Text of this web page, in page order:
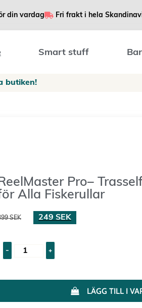
din vardag Fri frakt i hela
Smart stuff
butiken!
Pro–
Alla Fiskerullar
SEK 249 SEK
- +
LÄGG TILL I